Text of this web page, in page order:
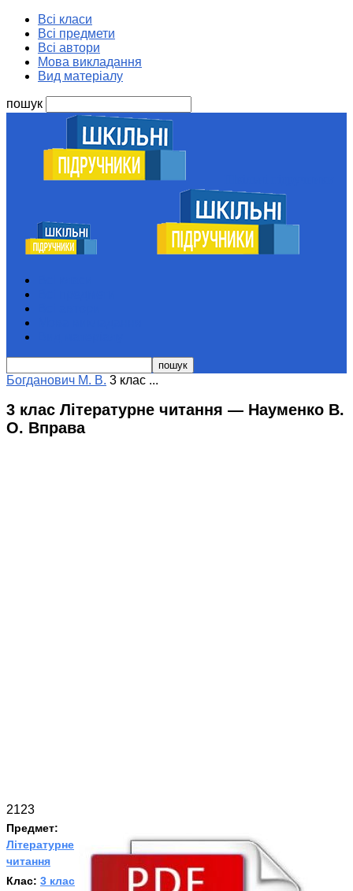
Всі класи
Всі предмети
Всі автори
Мова викладання
Вид матеріалу
пошук
Богданович М. В. 3 клас ...
3 клас Літературне читання — Науменко В.
О. Вправа
2123
Предмет:
Літературне
читання
Клас: 3 клас